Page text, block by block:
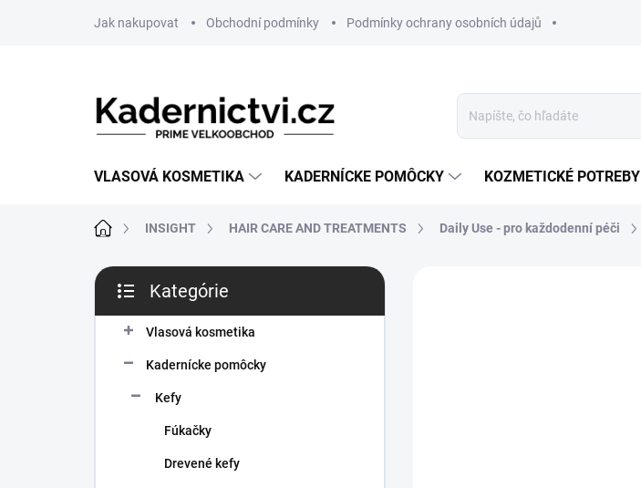
Jak nakupovat Obchodní podmínky Podmínky ochrany osobních údajů
VLASOVÁ KOSMETIKA KADERNÍCKE POMÔCKY KOZMETICKÉ POTREBY
DomovINSIGHT HAIR CARE AND TREATMENTS Daily Use - pro každodenní péči
B
č
kategórie
Kategórie
Vlasová kosmetika
Kadernícke pomôcky
Kefy
Fúkačky
Drevené kefy